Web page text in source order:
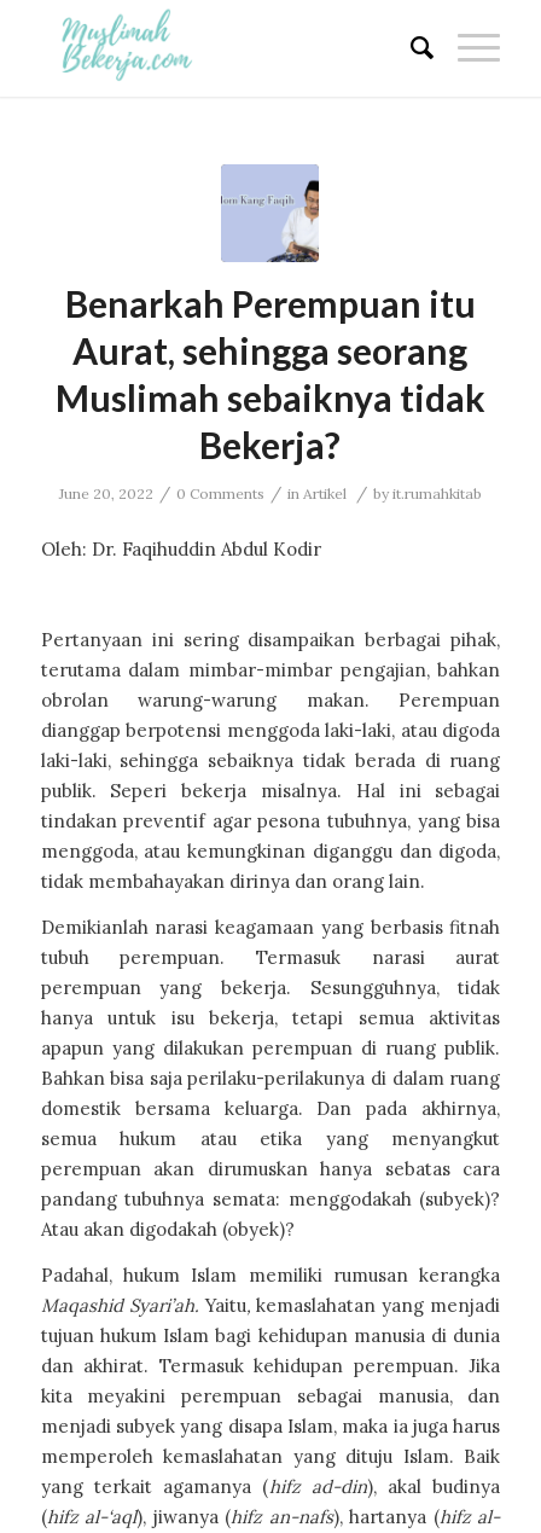
Benarkah Perempuan itu
Aurat, sehingga seorang
Muslimah sebaiknya tidak
Bekerja?
June 20, 2022 / 0 Comments / in Artikel / by it.rumahkitab
Oleh: Dr. Faqihuddin Abdul Kodir
Pertanyaan ini sering disampaikan berbagai pihak,
terutama dalam mimbar-mimbar pengajian, bahkan
obrolan warung-warung makan. Perempuan
dianggap berpotensi menggoda laki-laki, atau digoda
laki-laki, sehingga sebaiknya tidak berada di ruang
publik. Seperi bekerja misalnya. Hal ini sebagai
tindakan preventif agar pesona tubuhnya, yang bisa
menggoda, atau kemungkinan diganggu dan digoda,
tidak membahayakan dirinya dan orang lain.
Demikianlah narasi keagamaan yang berbasis fitnah
tubuh perempuan. Termasuk narasi aurat
perempuan yang bekerja. Sesungguhnya, tidak
hanya untuk isu bekerja, tetapi semua aktivitas
apapun yang dilakukan perempuan di ruang publik.
Bahkan bisa saja perilaku-perilakunya di dalam ruang
domestik bersama keluarga. Dan pada akhirnya,
semua hukum atau etika yang menyangkut
perempuan akan dirumuskan hanya sebatas cara
pandang tubuhnya semata: menggodakah (subyek)?
Atau akan digodakah (obyek)?
Padahal, hukum Islam memiliki rumusan kerangka
Maqashid Syari’ah.Yaitu,kemaslahatan yang menjadi
tujuan hukum Islam bagi kehidupan manusia di dunia
dan akhirat. Termasuk kehidupan perempuan. Jika
kita meyakini perempuan sebagai manusia, dan
menjadi subyek yang disapa Islam, maka ia juga harus
memperoleh kemaslahatan yang dituju Islam. Baik
yang terkait agamanya (hifz ad-din), akal budinya
(hifz al-‘aql), jiwanya (hifz an-nafs), hartanya (hifz al-